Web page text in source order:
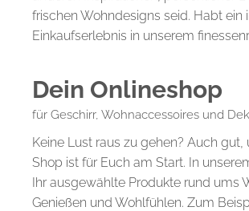
frischen Wohndesigns seid. Habt ein
Einkaufserlebnis in unserem
Dein Onlineshop
für Geschirr, Wohnaccessoires und
Keine Lust raus zu gehen? Auch gut,
Shop ist für Euch am Start. In
Ihr ausgewählte Produkte rund ums
Genießen und Wohlfühlen. Zum